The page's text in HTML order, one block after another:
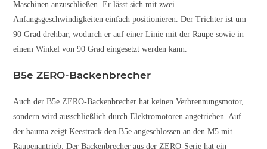
Maschinen anzuschließen. Er lässt sich mit zwei
Anfangsgeschwindigkeiten einfach positionieren. Der Trichter ist um
90 Grad drehbar, wodurch er auf einer Linie mit der Raupe sowie in
einem Winkel von 90 Grad eingesetzt werden kann.
B5e ZERO-Backenbrecher
Auch der B5e ZERO-Backenbrecher hat keinen Verbrennungsmotor,
sondern wird ausschließlich durch Elektromotoren angetrieben. Auf
der bauma zeigt Keestrack den B5e angeschlossen an den M5 mit
Raupenantrieb. Der Backenbrecher aus der ZERO-Serie hat ein